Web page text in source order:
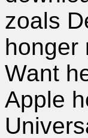
zoals
honger
Want
Apple